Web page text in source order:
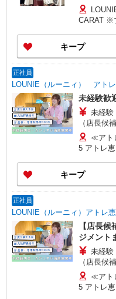
フ】 ■首
月給23万
阜、福岡
月給22万2,100円〜
月あたり
ア：
考慮 ※試
補は月給
CARAT ※
道、宮城
歌山、岡
本などの各
ルミネ池
ネ有楽町
PARCO店
イクスピ
ナス店／
ワーモー
天王寺
番街店／
リアプラザ店 ▽他、詳しくは備考をご参
い。
キープ
正社員
LOUNIE（ルーニィ） アト
未経験歓
未経験
（店長候
270,000
含む） ※経験・能力考慮 ※固定残業時間は1ヶ月
あたり20
3万円まで
同条件 【手当】固定残業手当／資格手当／店舗職
制手当／
当の種類
時にお尋ねください。
ン実施中
≪アト
5 アトレ
キープ
正社員
LOUNIE（ルーニィ）アトレ
【店長
ジメント
未経験
（店長候
270,000
含む） ※経験・能力考慮 ※固定残業時間は1ヶ月
あたり20
≪アト
5 アトレ